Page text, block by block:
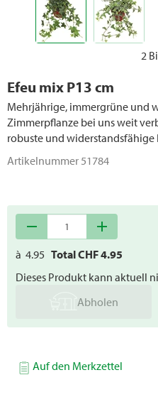
2
Efeu mix P13 cm
Mehrjährige, immergrüne und
Zimmerpflanze bei uns weit
robuste und widerstandsfähige
Artikelnummer 51784
remove add
à 4.95 Total CHF4.95
Dieses Produkt kann aktuell
Abholen
Auf den Merkzettel